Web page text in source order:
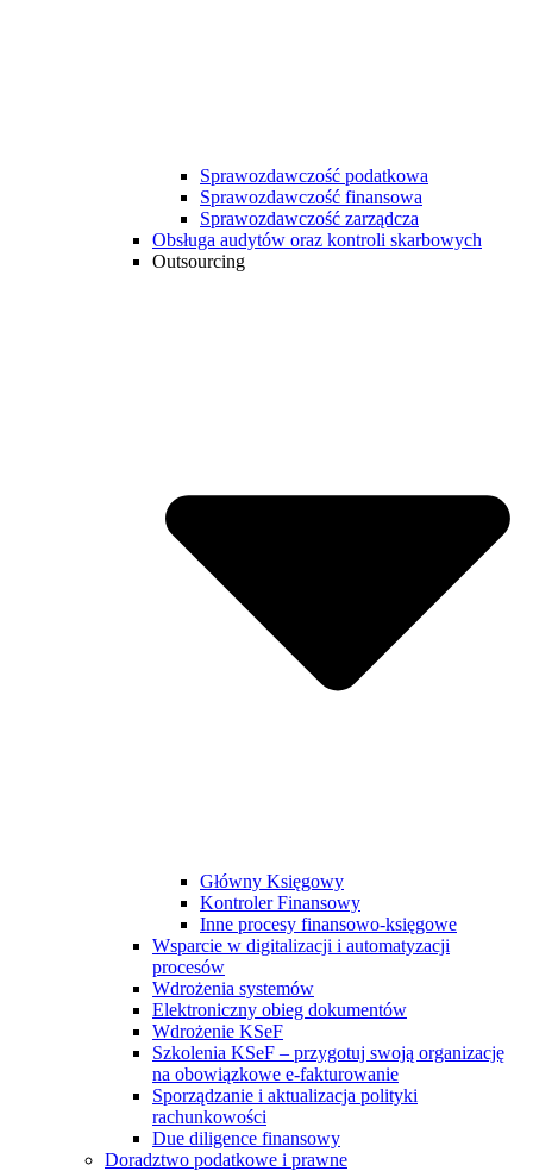
Sprawozdawczość podatkowa
Sprawozdawczość finansowa
Sprawozdawczość zarządcza
Obsługa audytów oraz kontroli skarbowych
Outsourcing
Główny Księgowy
Kontroler Finansowy
Inne procesy finansowo-księgowe
Wsparcie w digitalizacji i automatyzacji
procesów
Wdrożenia systemów
Elektroniczny obieg dokumentów
Wdrożenie KSeF
Szkolenia KSeF – przygotuj swoją organizację
na obowiązkowe e-fakturowanie
Sporządzanie i aktualizacja polityki
rachunkowości
Due diligence finansowy
Doradztwo podatkowe i prawne